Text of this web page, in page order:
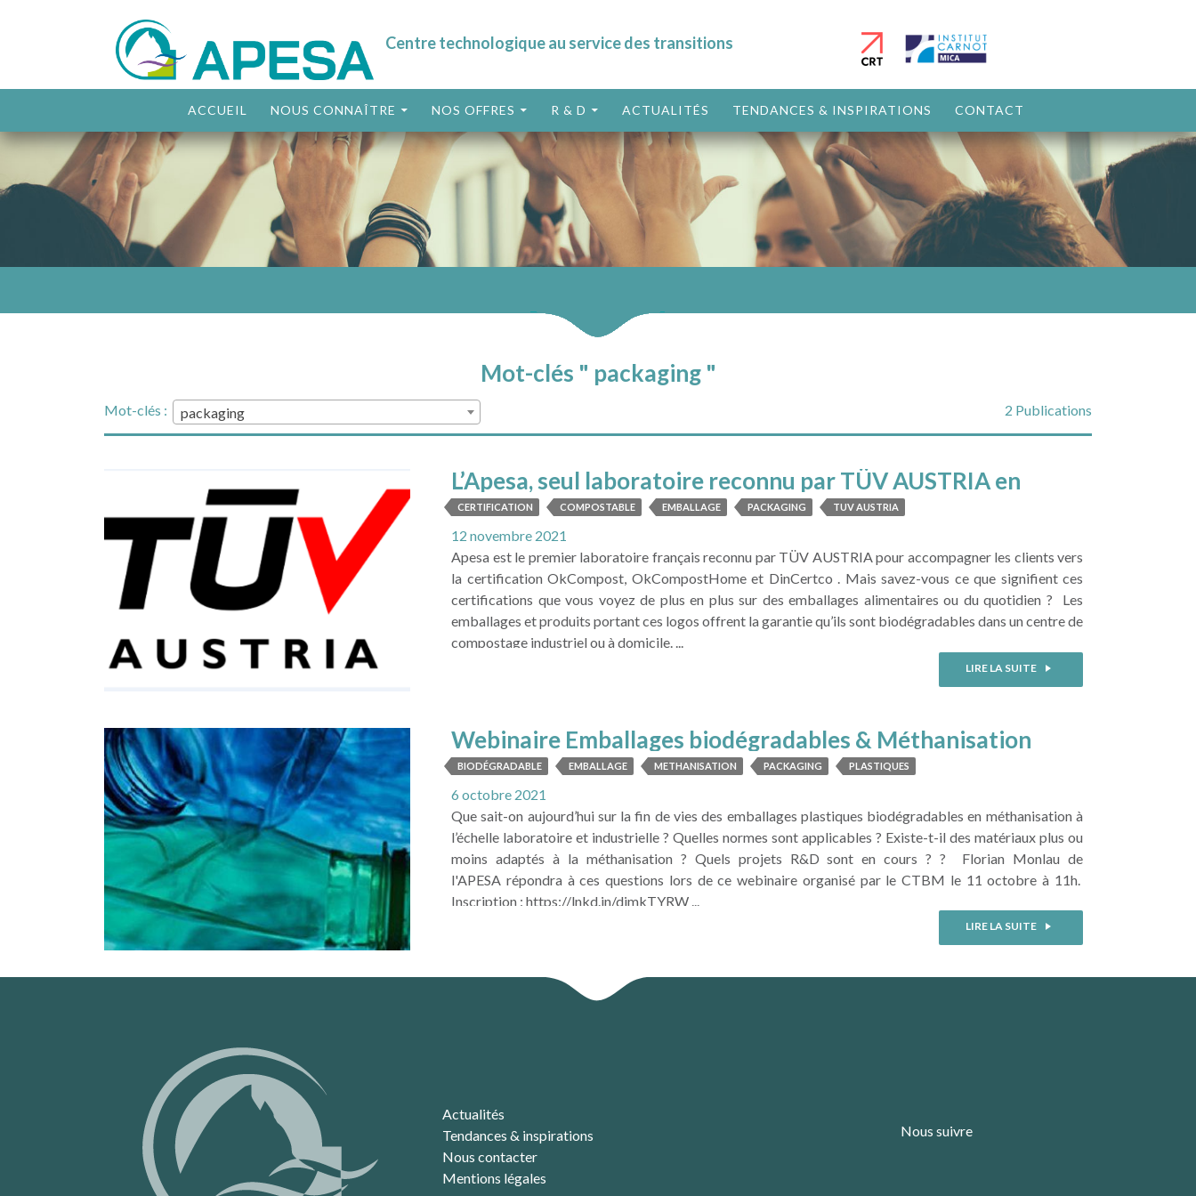
Centre technologique au service des transitions
ACCUEIL
NOUS CONNAÎTRE NOS OFFRES R & D ACTUALITÉS TENDANCES & INSPIRATIONS CONTACT
Mot-clés " packaging "
2 Publications
Mot-clés : packaging
L’Apesa, seul laboratoire reconnu par TÜV AUSTRIA en
France
CERTIFICATION COMPOSTABLE EMBALLAGE PACKAGING TUV AUSTRIA
12 novembre 2021
Apesa est le premier laboratoire français reconnu par TÜV AUSTRIA pour accompagner les clients vers
la certification OkCompost, OkCompostHome et DinCertco . Mais savez-vous ce que signifient ces
certifications que vous voyez de plus en plus sur des emballages alimentaires ou du quotidien ? Les
emballages et produits portant ces logos offrent la garantie qu’ils sont biodégradables dans un centre de
compostage industriel ou à domicile. ...
LIRE LA SUITE
Webinaire Emballages biodégradables & Méthanisation
BIODÉGRADABLE EMBALLAGE METHANISATION PACKAGING PLASTIQUES
6 octobre 2021
Que sait-on aujourd’hui sur la fin de vies des emballages plastiques biodégradables en méthanisation à
l’échelle laboratoire et industrielle ? Quelles normes sont applicables ? Existe-t-il des matériaux plus ou
moins adaptés à la méthanisation ? Quels projets R&D sont en cours ? ? Florian Monlau de
l'APESA répondra à ces questions lors de ce webinaire organisé par le CTBM le 11 octobre à 11h.
Inscription : https://lnkd.in/djmkTYRW ...
LIRE LA SUITE
Actualités
Tendances & inspirations
Nous contacter
Mentions légales
Nous suivre